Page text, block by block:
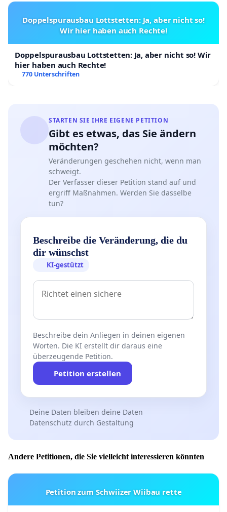
Doppelspurausbau Lottstetten: Ja, aber nicht so!
Wir hier haben auch Rechte!
Doppelspurausbau Lottstetten: Ja, aber nicht so! Wir
hier haben auch Rechte!
770 Unterschriften
STARTEN SIE IHRE EIGENE PETITION
Gibt es etwas, das Sie ändern
möchten?
Veränderungen geschehen nicht, wenn man
schweigt.
Der Verfasser dieser Petition stand auf und
ergriff Maßnahmen. Werden Sie dasselbe
tun?
Beschreibe die Veränderung, die du
dir wünschst
KI-gestützt
Beschreibe dein Anliegen in deinen eigenen
Worten. Die KI erstellt dir daraus eine
überzeugende Petition.
Petition erstellen
Deine Daten bleiben deine Daten
Datenschutz durch Gestaltung
Andere Petitionen, die Sie vielleicht interessieren könnten
Petition zum Schwiizer Wiibau rette